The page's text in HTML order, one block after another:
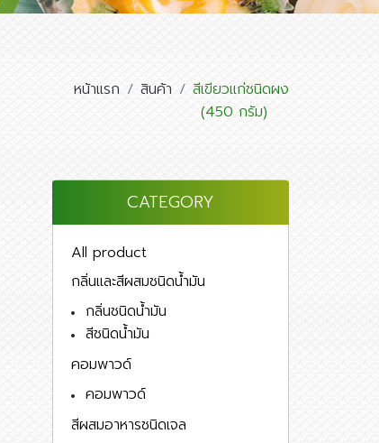
หน้าแรก สินค้า
สีเขียวแก่ชนิดผง
(450 กรัม)
CATEGORY
All product
กลิ่นและสีผสมชนิดน้ำมัน
กลิ่นชนิดน้ำมัน
สีชนิดน้ำมัน
คอมพาวด์
คอมพาวด์
สีผสมอาหารชนิดเจล